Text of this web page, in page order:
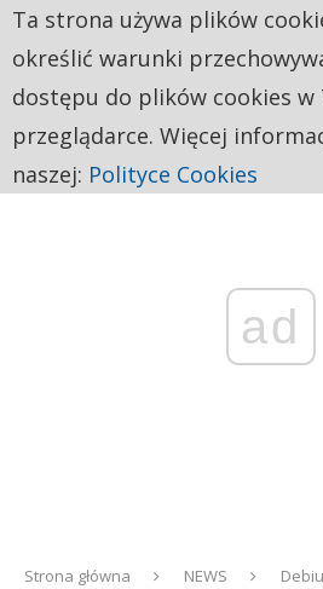
ad
Strona główna NEWS
Ta strona używa plików
określić warunki
dostępu do plików cookies w
przeglądarce. Więcej
naszej: Polityce Cookies